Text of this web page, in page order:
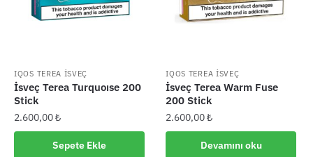
IQOS TEREA İSVEÇ
İsveç Terea Turquoıse 200
Stick
2.600,00₺
Sepete Ekle
IQOS TEREA İSVEÇ
İsveç Terea Warm Fuse
200 Stick
2.600,00₺
Devamını oku